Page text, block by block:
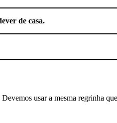
de casa.
usar a mesma regrinha